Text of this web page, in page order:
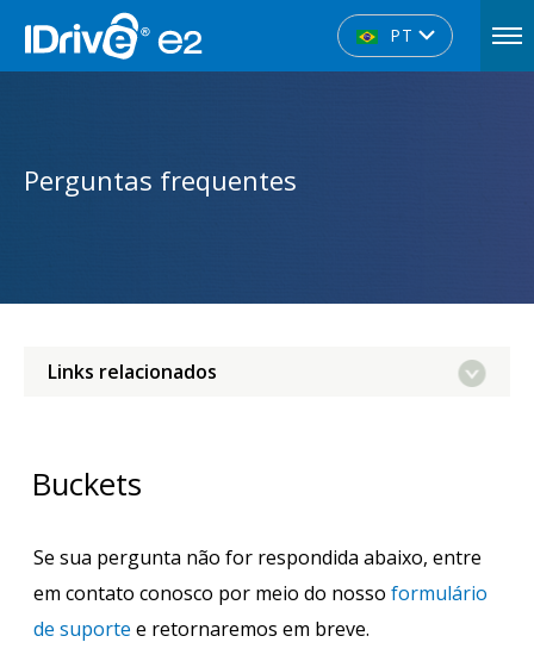
PT
Perguntas frequentes
Links relacionados
Buckets
Se sua pergunta não for respondida abaixo, entre
em contato conosco por meio do nosso formulário
de suporte e retornaremos em breve.